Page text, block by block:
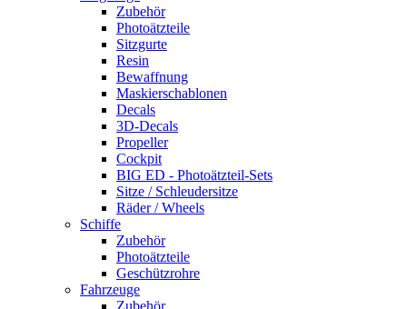
Zubehör
Photoätzteile
Sitzgurte
Resin
Bewaffnung
Maskierschablonen
Decals
3D-Decals
Propeller
Cockpit
BIG ED - Photoätzteil-Sets
Sitze / Schleudersitze
Räder / Wheels
Schiffe
Zubehör
Photoätzteile
Geschützrohre
Fahrzeuge
Zubehör